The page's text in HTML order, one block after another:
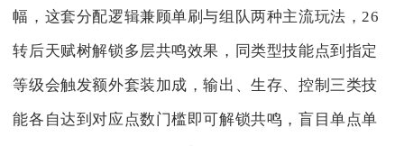
幅，这套分配逻辑兼顾单刷与组队两种主流玩法，26
转后天赋树解锁多层共鸣效果，同类型技能点到指定
等级会触发额外套装加成，输出、生存、控制三类技
能各自达到对应点数门槛即可解锁共鸣，盲目单点单